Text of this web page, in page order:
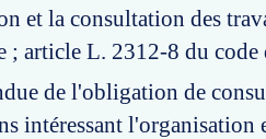
et la consultation des
; article L. 2312-8 du
de l'obligation de
intéressant l'organisation